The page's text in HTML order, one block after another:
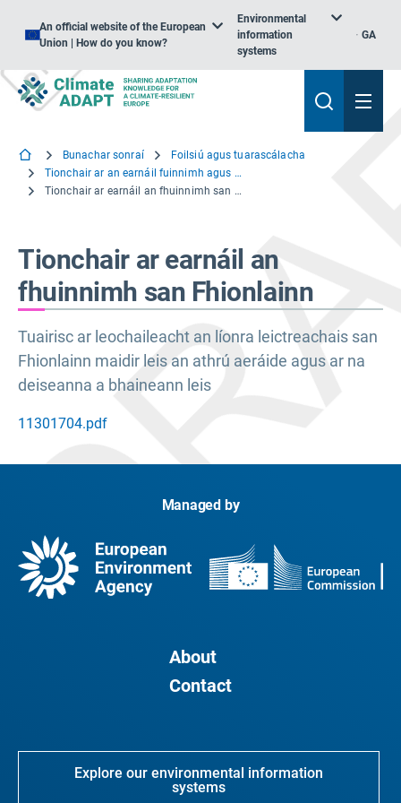
An official website of the European
Union | How do you know?
Environmental
information
systems
GA
Bunachar sonraí
Foilsiú agus tuarascálacha
Tionchair ar an earnáil fuinnimh agus oiriúnú an ghréasáin leictreachais san Fhionlainn
Tionchair ar earnáil an fhuinnimh san Fhionlainn
Tionchair ar earnáil an
fhuinnimh san Fhionlainn
Tuairisc ar leochaileacht an líonra leictreachais san
Fhionlainn maidir leis an athrú aeráide agus ar na
deiseanna a bhaineann leis
11301704.pdf
Managed by
About
Contact
Explore our environmental information
systems